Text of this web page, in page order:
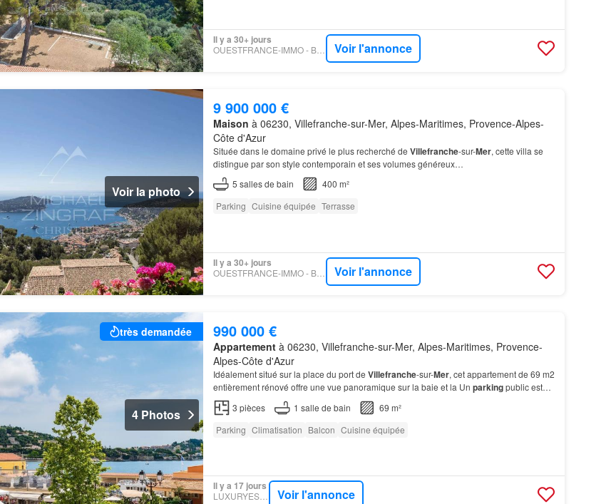
Il y a 30+ jours
OUESTFRANCE-IMMO - BELLESPIERRES Voir l'annonce
Voir la photo
9 900 000 €
Maison à 06230, Villefranche-sur-Mer, Alpes-Maritimes, Provence-Alpes-
Côte d'Azur
Située dans le domaine privé le plus recherché de Villefranche-sur-Mer, cette villa se
distingue par son style contemporain et ses volumes généreux…
5 salles de bain
400 m²
Parking Cuisine équipée Terrasse
Il y a 30+ jours
OUESTFRANCE-IMMO - BELLESPIERRES Voir l'annonce
très demandée
4 Photos
990 000 €
Appartementà 06230, Villefranche-sur-Mer, Alpes-Maritimes, Provence-
Alpes-Côte d'Azur
Idéalement situé sur la place du port de Villefranche-sur-Mer, cet appartement de 69 m2
entièrement rénové offre une vue panoramique sur la baie et la Un parkingpublic est
disponible à proximité avec des options d'abonnement…
3 pièces 1 salle de bain
69 m²
Parking Climatisation Balcon Cuisine équipée
Il y a 17 jours
LUXURYESTATE Voir l'annonce